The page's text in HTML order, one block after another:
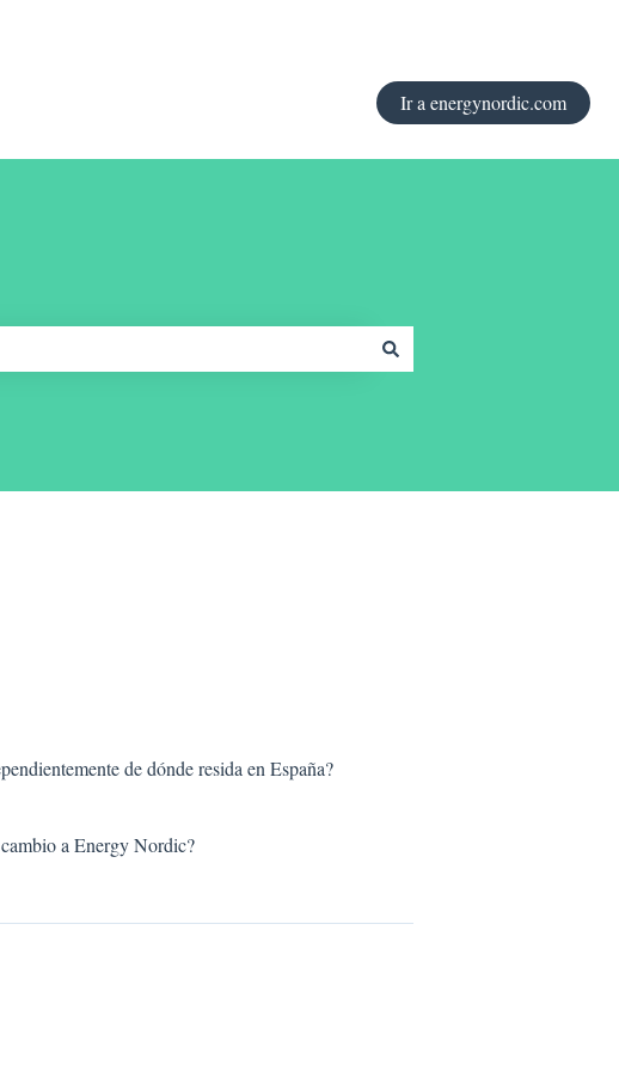
Ir a energynordic.com
de dónde resida en España?
a Energy Nordic?